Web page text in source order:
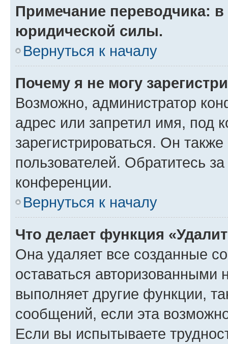
Примечание переводчика:
юридической силы.
Вернуться к началу
Почему я не могу
Возможно, администратор
адрес или запретил имя, под
зарегистрироваться. Он
пользователей. Обратитесь
конференции.
Вернуться к началу
Что делает функция
Она удаляет все созданные
оставаться авторизованными
выполняет другие функции,
сообщений, если эта
Если вы испытываете